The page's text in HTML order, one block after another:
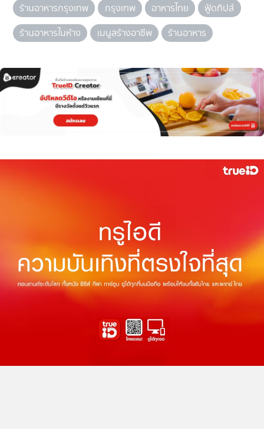
ร้านอาหารกรุงเทพ
กรุงเทพ อาหารไทย
ฟู้ดทิปส์
ร้านอาหารในห้าง
เมนูสร้างอาชีพ ร้านอาหาร